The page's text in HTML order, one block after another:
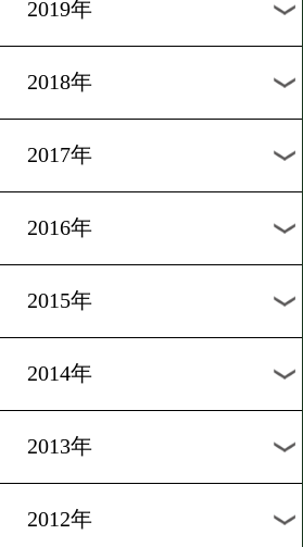
2022年
2020年
2019年
2018年
2017年